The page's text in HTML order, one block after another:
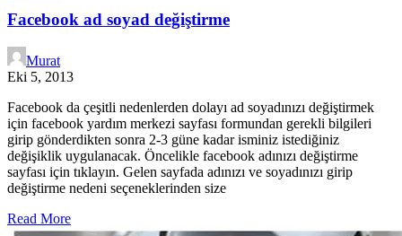
Facebook ad soyad değiştirme
Murat
Eki 5, 2013
Facebook da çeşitli nedenlerden dolayı ad soyadınızı değiştirmek
için facebook yardım merkezi sayfası formundan gerekli bilgileri
girip gönderdikten sonra 2-3 güne kadar isminiz istediğiniz
değişiklik uygulanacak. Öncelikle facebook adınızı değiştirme
sayfası için tıklayın. Gelen sayfada adınızı ve soyadınızı girip
değiştirme nedeni seçeneklerinden size
Read More